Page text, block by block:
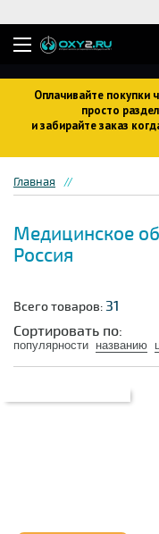
Оплачивайте покупки
просто
и забирайте заказ
Главная
Медицинское
Россия
Всего товаров:31
Сортировать по:
популярности названию